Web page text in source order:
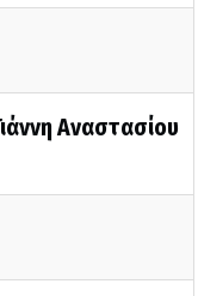
Αναστασίου